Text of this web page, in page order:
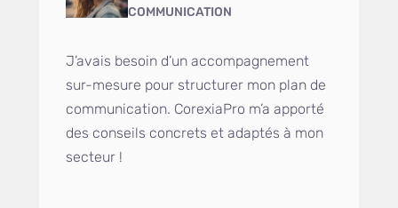
COMMUNICATION
J’avais besoin d’un accompagnement
sur-mesure pour structurer mon plan de
communication. CorexiaPro m’a apporté
des conseils concrets et adaptés à mon
secteur !